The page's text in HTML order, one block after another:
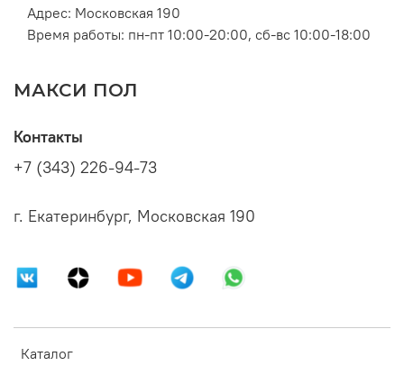
Адрес: Московская 190
Время работы: пн-пт 10:00-20:00, сб-вс 10:00-18:00
МАКСИ ПОЛ
Каталог
Контакты
+7 (343) 226-94-73
г. Екатеринбург, Московская 190